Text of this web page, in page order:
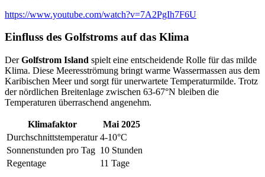
https://www.youtube.com/watch?v=7A2PgIh7F6U
Einfluss des Golfstroms auf das Klima
DerGolfstrom Island spielt eine entscheidende Rolle für das milde
Klima. Diese Meeresströmung bringt warme Wassermassen aus dem
Karibischen Meer und sorgt für unerwartete Temperaturmilde. Trotz
der nördlichen Breitenlage zwischen 63-67°N bleiben die
Temperaturen überraschend angenehm.
Klimafaktor
Mai 2025
Durchschnittstemperatur 4-10°C
Sonnenstunden pro Tag 10 Stunden
Regentage
11 Tage